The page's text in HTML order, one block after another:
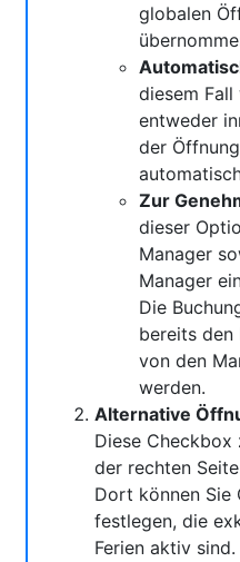
globalen
diesem Fall
entweder
der
Zur
dieser
Manager
Manager
Die
bereits den
von den
werden.
Alternative
Diese
der rechten
Dort können Sie
festlegen, die
Ferien aktiv sind.